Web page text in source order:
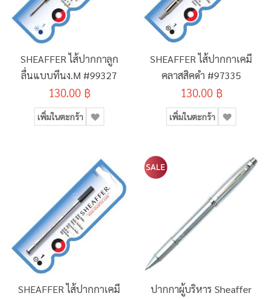
SHEAFFER ไส้ปากกาลูก
ลื่นแบบทีนง.M #99327
130.00 ฿
เพิ่มในตะกร้า
SHEAFFER ไส้ปากกาเคมี
คลาสสิคดำ #97335
130.00 ฿
เพิ่มในตะกร้า
SHEAFFER ไส้ปากกาเคมี ปากกาผู้บริหาร Sheaffer